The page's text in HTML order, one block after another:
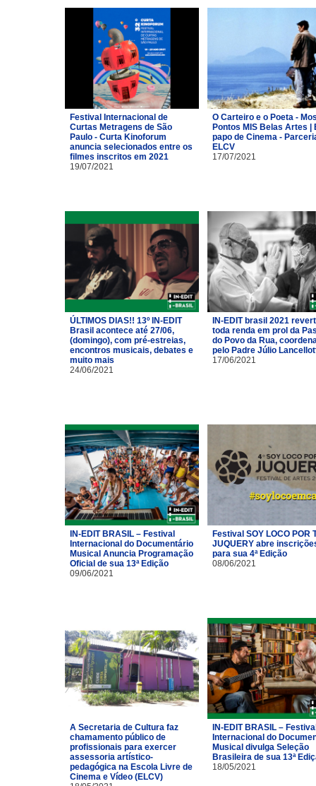
Festival Internacional de
Curtas Metragens de São
Paulo - Curta Kinoforum
anuncia selecionados entre os
filmes inscritos em 2021
19/07/2021
O Carteiro e o Poeta -
Pontos MIS Belas Artes |
papo de Cinema -
ELCV
17/07/2021
ÚLTIMOS DIAS!! 13º IN-EDIT
Brasil acontece até 27/06,
(domingo), com pré-estreias,
encontros musicais, debates e
muito mais
24/06/2021
IN-EDIT brasil 2021
toda renda em prol da
do Povo da Rua,
pelo Padre Júlio
17/06/2021
IN-EDIT BRASIL – Festival
Internacional do Documentário
Musical Anuncia Programação
Oficial de sua 13ª Edição
09/06/2021
Festival SOY LOCO POR
JUQUERY abre
para sua 4ª Edição
08/06/2021
A Secretaria de Cultura faz
chamamento público de
profissionais para exercer
assessoria artístico-
pedagógica na Escola Livre de
Cinema e Vídeo (ELCV)
IN-EDIT BRASIL –
Internacional do
Musical divulga Seleção
Brasileira de sua 13ª
18/05/2021